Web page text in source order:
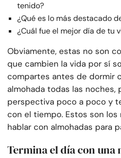
tenido?
¿Qué es lo más destacado
¿Cuál fue el mejor día de tu
Obviamente, estas no son
que cambien la vida por sí
compartes antes de dormir
almohada todas las noches,
perspectiva poco a poco y
con el tiempo. Estos son
hablar con almohadas para
Termina el día con una